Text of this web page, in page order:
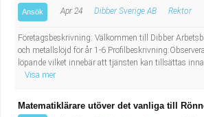
Ansök Apr 24 Dibber Sverige AB Rektor
Företagsbeskrivning: Välkommen till Dibber
och metallslöjd för år 1-6
löpande vilket innebär att tjänsten kan tillsättas
Visa mer
Matematiklärare utöver det vanliga till